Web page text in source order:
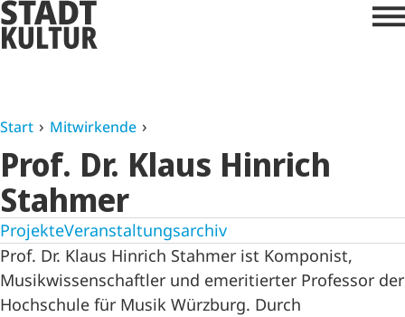
Start Mitwirkende
Prof. Dr. Klaus Hinrich
Stahmer
ProjekteVeranstaltungsarchiv
Prof. Dr. Klaus Hinrich Stahmer ist Komponist,
Musikwissenschaftler und emeritierter Professor der
Hochschule für Musik Würzburg. Durch